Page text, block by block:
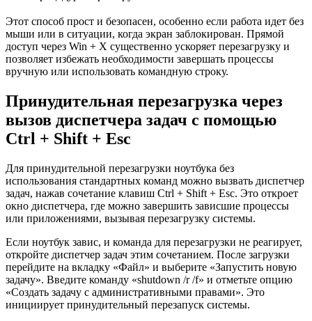
Этот способ прост и безопасен, особенно если работа идет без
мыши или в ситуации, когда экран заблокирован. Прямой
доступ через Win + X существенно ускоряет перезагрузку и
позволяет избежать необходимости завершать процессы
вручную или использовать командную строку.
Принудительная перезагрузка через
вызов диспетчера задач с помощью
Ctrl + Shift + Esc
Для принудительной перезагрузки ноутбука без
использования стандартных команд можно вызвать диспетчер
задач, нажав сочетание клавиш Ctrl + Shift + Esc. Это откроет
окно диспетчера, где можно завершить зависшие процессы
или приложениями, вызывая перезагрузку системы.
Если ноутбук завис, и команда для перезагрузки не реагирует,
откройте диспетчер задач этим сочетанием. После загрузки
перейдите на вкладку «Файл» и выберите «Запустить новую
задачу». Введите команду «shutdown /r /f» и отметьте опцию
«Создать задачу с административными правами». Это
инициирует принудительный перезапуск системы.